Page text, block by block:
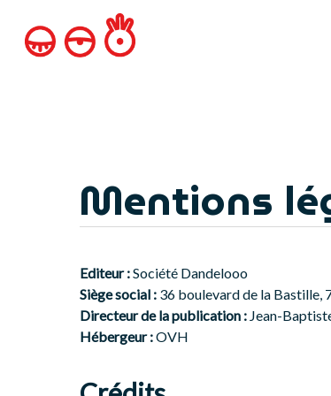
main
Mentions
Editeur :Société Dandelooo
Siège social : 36 boulevard de la Bastille,
Directeur de la publication : Jean-
Hébergeur :OVH